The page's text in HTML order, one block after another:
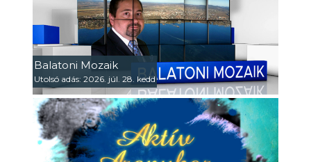
Balatoni Mozaik
Utolsó adás: 2026. júl. 28. kedd